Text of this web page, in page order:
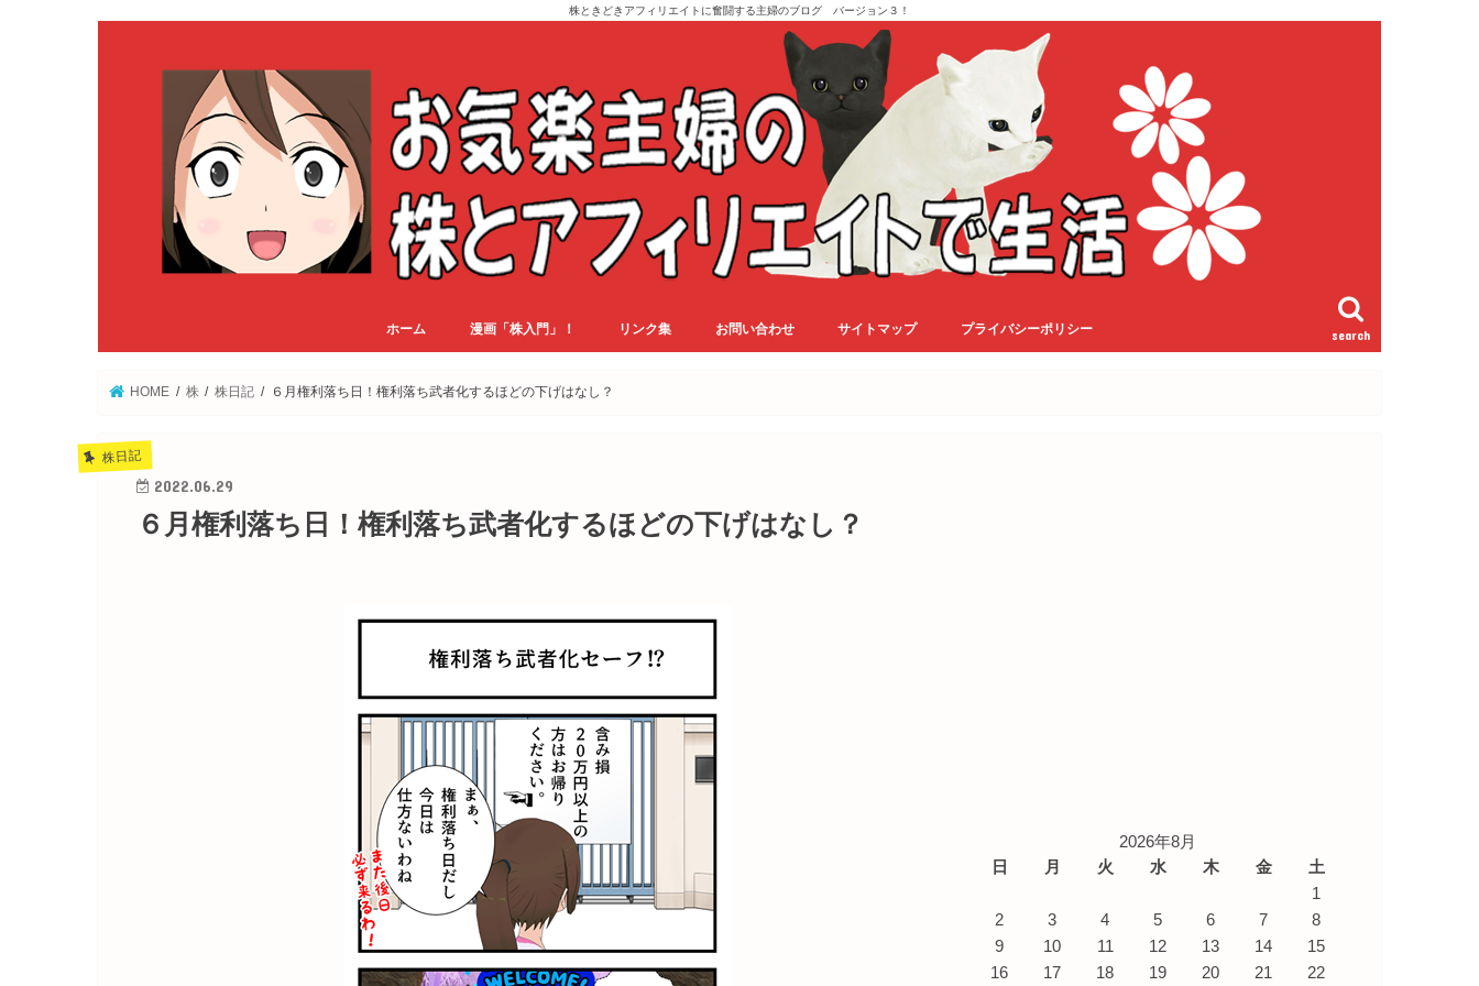
株ときどきアフィリエイトに奮闘する主婦のブログ バージョン３！
search
ホーム 漫画「株入門」！ リンク集 お問い合わせ サイトマップ プライバシーポリシー
HOME 株 株日記 ６月権利落ち日！権利落ち武者化するほどの下げはなし？
株日記
2022.06.29
６月権利落ち日！権利落ち武者化するほどの下げはなし？
2026年8月
日
月 火 水 木 金
土
1
2
3 4 5 6 7
8
9
10 11 12 13 14
15
16
17 18 19 20 21 22